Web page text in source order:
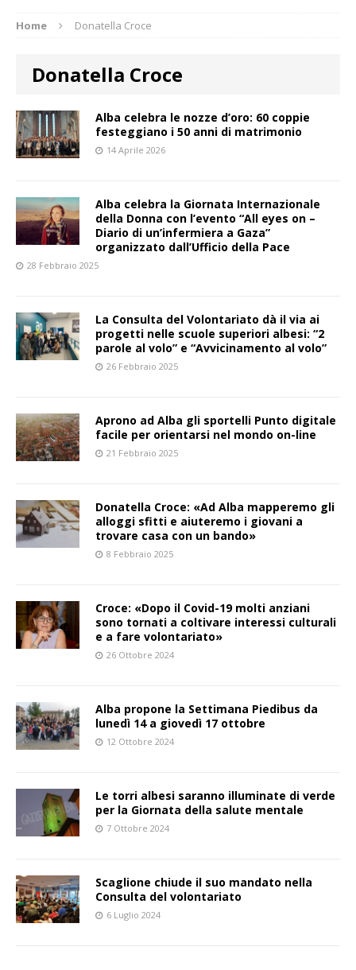
Home Donatella Croce
Donatella Croce
Alba celebra le nozze d’oro: 60 coppie
festeggiano i 50 anni di matrimonio
14 Aprile 2026
Alba celebra la Giornata Internazionale
della Donna con l’evento “All eyes on –
Diario di un’infermiera a Gaza”
organizzato dall’Ufficio della Pace
28 Febbraio 2025
La Consulta del Volontariato dà il via ai
progetti nelle scuole superiori albesi: “2
parole al volo” e “Avvicinamento al volo”
26 Febbraio 2025
Aprono ad Alba gli sportelli Punto digitale
facile per orientarsi nel mondo on-line
21 Febbraio 2025
Donatella Croce: «Ad Alba mapperemo gli
alloggi sfitti e aiuteremo i giovani a
trovare casa con un bando»
8 Febbraio 2025
Croce: «Dopo il Covid-19 molti anziani
sono tornati a coltivare interessi culturali
e a fare volontariato»
26 Ottobre 2024
Alba propone la Settimana Piedibus da
lunedì 14 a giovedì 17 ottobre
12 Ottobre 2024
Le torri albesi saranno illuminate di verde
per la Giornata della salute mentale
7 Ottobre 2024
Scaglione chiude il suo mandato nella
Consulta del volontariato
6 Luglio 2024